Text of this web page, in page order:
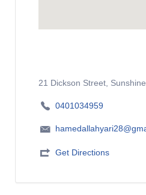
21 Dickson Street,
0401034959
Get Directions